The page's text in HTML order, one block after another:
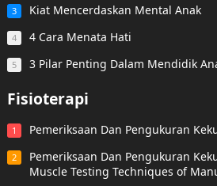
3 Kiat Mencerdaskan Mental Anak
4 4 Cara Menata Hati
5 3 Pilar Penting Dalam Mendidik
Fisioterapi
1 Pemeriksaan Dan Pengukuran
2
Pemeriksaan Dan Pengukuran
Muscle Testing Techniques of